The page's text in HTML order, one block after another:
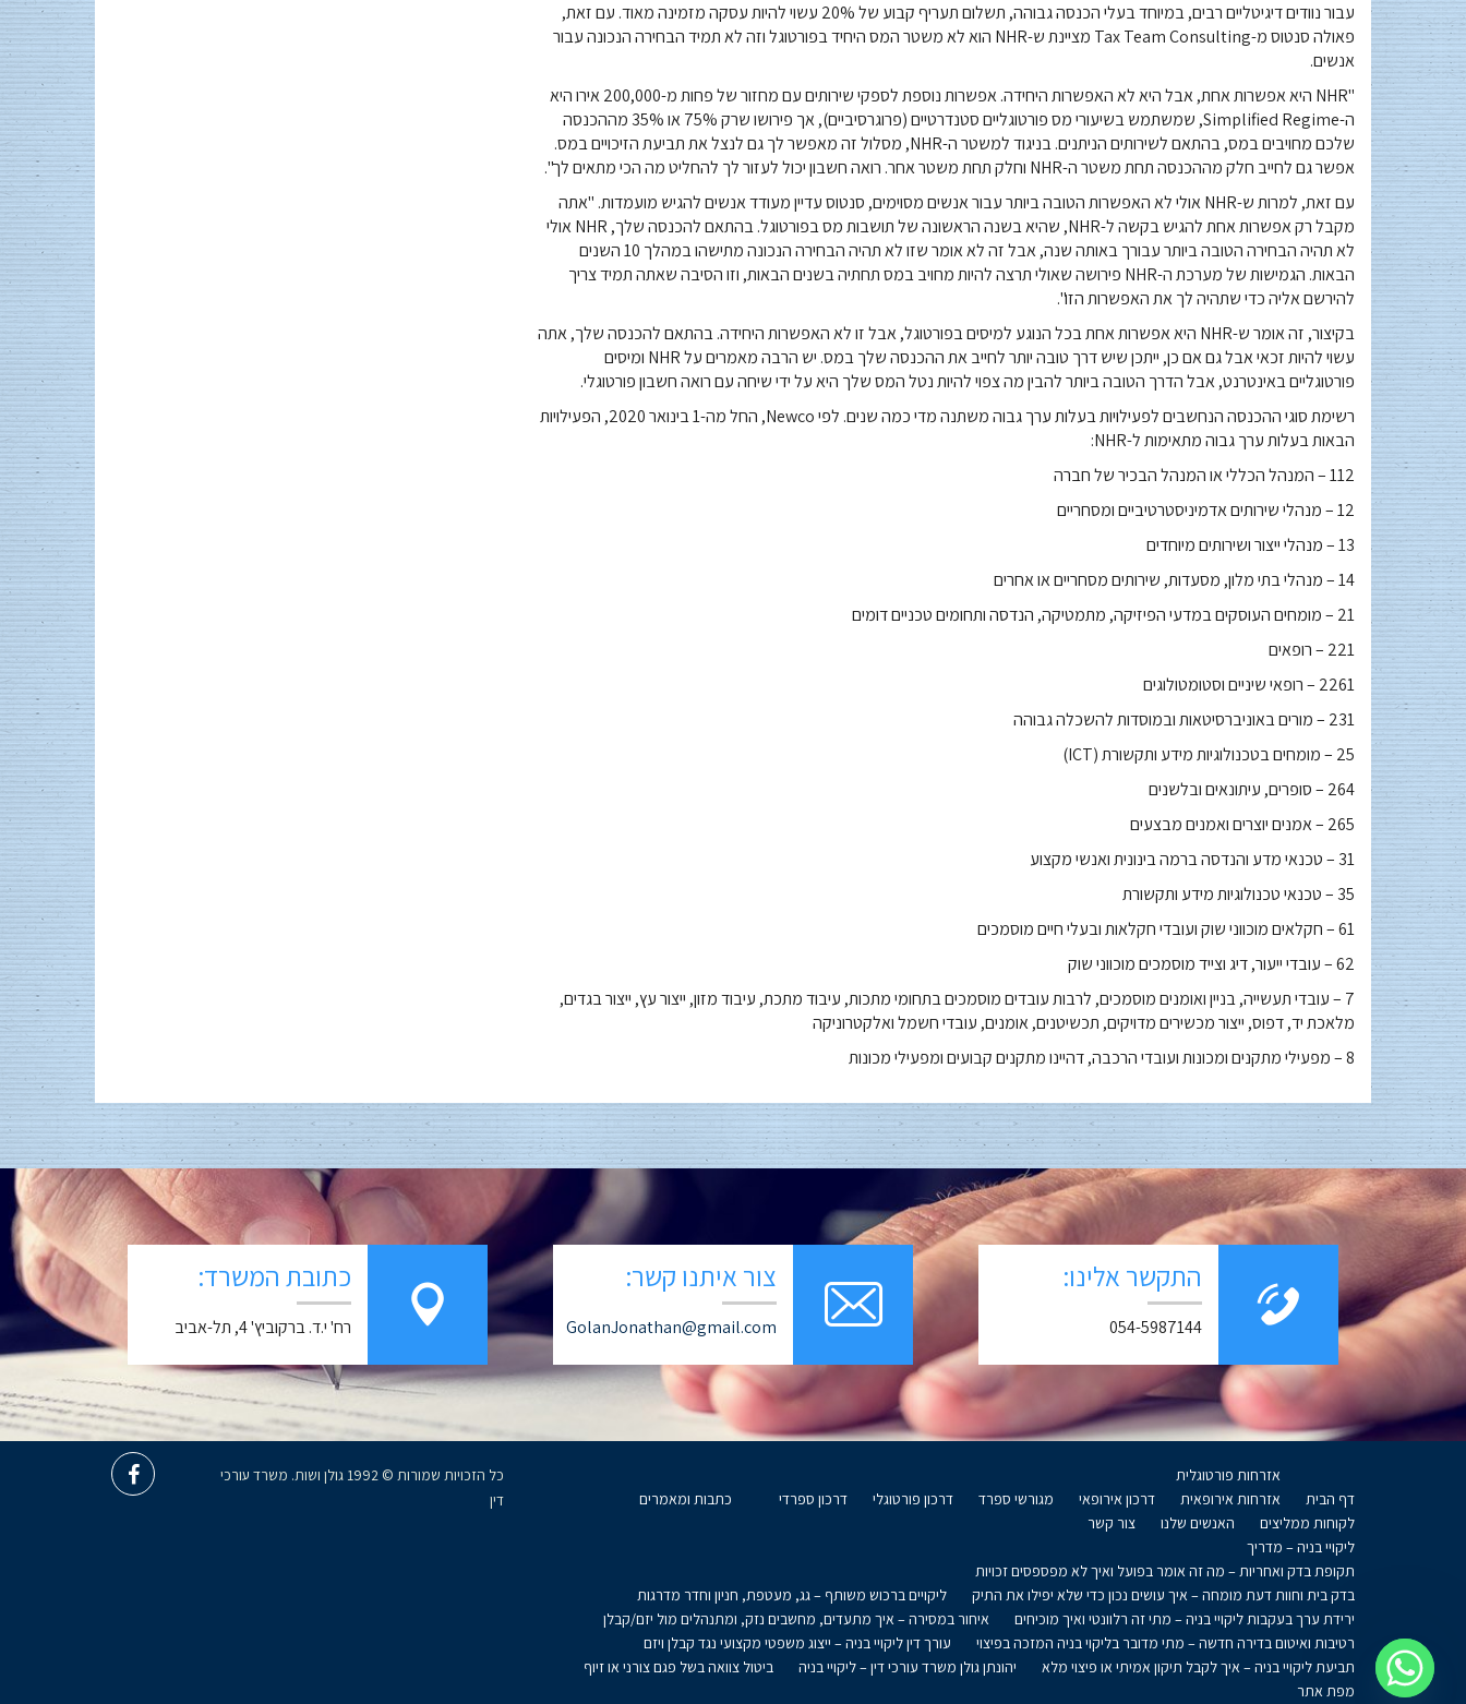
עבור נוודים דיגיטליים רבים, במיוחד בעלי הכנסה גבוהה, תשלום תעריף קבוע של 20% עשוי להיות עסקה מזמינה מאוד. עם זאת,
פאולה סנטוס מ-Tax Team Consulting מציינת ש-NHR הוא לא משטר המס היחיד בפורטוגל וזה לא תמיד הבחירה הנכונה עבור
אנשים.
"NHR היא אפשרות אחת, אבל היא לא האפשרות היחידה. אפשרות נוספת לספקי שירותים עם מחזור של פחות מ-200,000 אירו היא
ה-Simplified Regime, שמשתמש בשיעורי מס פורטוגליים סטנדרטיים (פרוגרסיביים), אך פירושו שרק 75% או 35% מההכנסה
שלכם מחויבים במס, בהתאם לשירותים הניתנים. בניגוד למשטר ה-NHR, מסלול זה מאפשר לך גם לנצל את תביעת הזיכויים במס.
אפשר גם לחייב חלק מההכנסה תחת משטר ה-NHR וחלק תחת משטר אחר. רואה חשבון יכול לעזור לך להחליט מה הכי מתאים לך".
עם זאת, למרות ש-NHR אולי לא האפשרות הטובה ביותר עבור אנשים מסוימים, סנטוס עדיין מעודד אנשים להגיש מועמדות. "אתה
מקבל רק אפשרות אחת להגיש בקשה ל-NHR, שהיא בשנה הראשונה של תושבות מס בפורטוגל. בהתאם להכנסה שלך, NHR אולי
לא תהיה הבחירה הטובה ביותר עבורך באותה שנה, אבל זה לא אומר שזו לא תהיה הבחירה הנכונה מתישהו במהלך 10 השנים
הבאות. הגמישות של מערכת ה-NHR פירושה שאולי תרצה להיות מחויב במס תחתיה בשנים הבאות, וזו הסיבה שאתה תמיד צריך
להירשם אליה כדי שתהיה לך את האפשרות הזו".
בקיצור, זה אומר ש-NHR היא אפשרות אחת בכל הנוגע למיסים בפורטוגל, אבל זו לא האפשרות היחידה. בהתאם להכנסה שלך, אתה
עשוי להיות זכאי אבל גם אם כן, ייתכן שיש דרך טובה יותר לחייב את ההכנסה שלך במס. יש הרבה מאמרים על NHR ומיסים
פורטוגליים באינטרנט, אבל הדרך הטובה ביותר להבין מה צפוי להיות נטל המס שלך היא על ידי שיחה עם רואה חשבון פורטוגלי.
רשימת סוגי ההכנסה הנחשבים לפעילויות בעלות ערך גבוה משתנה מדי כמה שנים. לפי Newco, החל מה-1 בינואר 2020, הפעילויות
הבאות בעלות ערך גבוה מתאימות ל-NHR:
112 – המנהל הכללי או המנהל הבכיר של חברה
12 – מנהלי שירותים אדמיניסטרטיביים ומסחריים
13 – מנהלי ייצור ושירותים מיוחדים
14 – מנהלי בתי מלון, מסעדות, שירותים מסחריים או אחרים
21 – מומחים העוסקים במדעי הפיזיקה, מתמטיקה, הנדסה ותחומים טכניים דומים
221 – רופאים
2261 – רופאי שיניים וסטומטולוגים
231 – מורים באוניברסיטאות ובמוסדות להשכלה גבוהה
25 – מומחים בטכנולוגיות מידע ותקשורת (ICT)
264 – סופרים, עיתונאים ובלשנים
265 – אמנים יוצרים ואמנים מבצעים
31 – טכנאי מדע והנדסה ברמה בינונית ואנשי מקצוע
35 – טכנאי טכנולוגיות מידע ותקשורת
61 – חקלאים מוכווני שוק ועובדי חקלאות ובעלי חיים מוסמכים
62 – עובדי ייעור, דיג וצייד מוסמכים מוכווני שוק
7 – עובדי תעשייה, בניין ואומנים מוסמכים, לרבות עובדים מוסמכים בתחומי מתכות, עיבוד מתכת, עיבוד מזון, ייצור עץ, ייצור בגדים,
מלאכת יד, דפוס, ייצור מכשירים מדויקים, תכשיטנים, אומנים, עובדי חשמל ואלקטרוניקה
8 – מפעילי מתקנים ומכונות ועובדי הרכבה, דהיינו מתקנים קבועים ומפעילי מכונות
התקשר אלינו:
054-5987144
צור איתנו קשר:
GolanJonathan@gmail.com
כתובת המשרד:
רח' י.ד. ברקוביץ' 4, תל-אביב
דף הבית
אזרחות פורטוגלית
אזרחות אירופאית
דרכון אירופאי מגורשי ספרד דרכון פורטוגלי דרכון ספרדי
כתבות ומאמרים
לקוחות ממליצים
האנשים שלנו
צור קשר
ליקויי בניה – מדריך
תקופת בדק ואחריות – מה זה אומר בפועל ואיך לא מפספסים זכויות
בדק בית וחוות דעת מומחה – איך עושים נכון כדי שלא יפילו את התיק
ליקויים ברכוש משותף – גג, מעטפת, חניון וחדר מדרגות
ירידת ערך בעקבות ליקויי בניה – מתי זה רלוונטי ואיך מוכיחים
איחור במסירה – איך מתעדים, מחשבים נזק, ומתנהלים מול יזם/קבלן
רטיבות ואיטום בדירה חדשה – מתי מדובר בליקוי בניה המזכה בפיצוי
עורך דין ליקויי בניה – ייצוג משפטי מקצועי נגד קבלן ויזם
תביעת ליקויי בניה – איך לקבל תיקון אמיתי או פיצוי מלא
יהונתן גולן משרד עורכי דין – ליקויי בניה
ביטול צוואה בשל פגם צורני או זיוף
מפת אתר
כל הזכויות שמורות © 1992 גולן ושות. משרד עורכי
דין